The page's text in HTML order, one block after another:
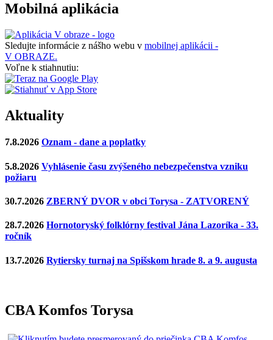
Mobilná aplikácia
Sledujte informácie z nášho webu v mobilnej aplikácii -
V OBRAZE.
Voľne k stiahnutiu:
Aktuality
7.8.2026 Oznam - dane a poplatky
5.8.2026 Vyhlásenie času zvýšeného nebezpečenstva vzniku
požiaru
30.7.2026 ZBERNÝ DVOR v obci Torysa - ZATVORENÝ
28.7.2026 Hornotoryský folklórny festival Jána Lazoríka - 33.
ročník
13.7.2026 Rytiersky turnaj na Spišskom hrade 8. a 9. augusta
CBA Komfos Torysa